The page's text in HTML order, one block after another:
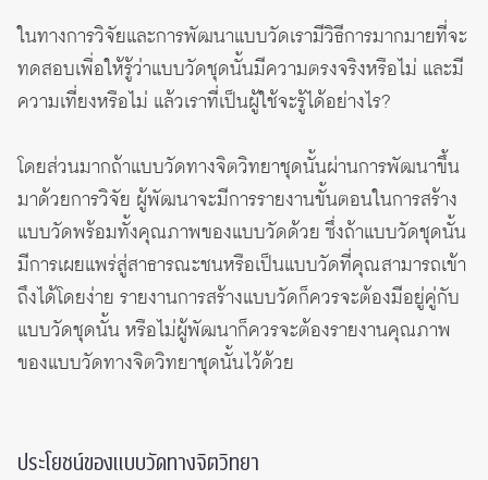
ในทางการวิจัยและการพัฒนาแบบวัดเรามีวิธีการมากมายที่จะ
ทดสอบเพื่อให้รู้ว่าแบบวัดชุดนั้นมีความตรงจริงหรือไม่ และมี
ความเที่ยงหรือไม่ แล้วเราที่เป็นผู้ใช้จะรู้ได้อย่างไร?
โดยส่วนมากถ้าแบบวัดทางจิตวิทยาชุดนั้นผ่านการพัฒนาขึ้น
มาด้วยการวิจัย ผู้พัฒนาจะมีการรายงานขั้นตอนในการสร้าง
แบบวัดพร้อมทั้งคุณภาพของแบบวัดด้วย ซึ่งถ้าแบบวัดชุดนั้น
มีการเผยแพร่สู่สาธารณะชนหรือเป็นแบบวัดที่คุณสามารถเข้า
ถึงได้โดยง่าย รายงานการสร้างแบบวัดก็ควรจะต้องมีอยู่คู่กับ
แบบวัดชุดนั้น หรือไม่ผู้พัฒนาก็ควรจะต้องรายงานคุณภาพ
ของแบบวัดทางจิตวิทยาชุดนั้นไว้ด้วย
ประโยชน์ของแบบวัดทางจิตวิทยา